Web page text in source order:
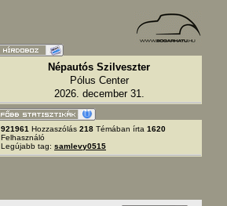
Népautós Szilveszter
Pólus Center
2026. december 31.
921961 Hozzaszólás 218 Témában írta 1620
Felhasználó
Legújabb tag: samlevy0515